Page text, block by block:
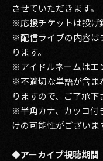
させていただきます。
※応援チケットは投げ
※配信ライブの内容は
ります。
※アイドルネームはエ
※不適切な単語が含ま
りますので、ご了承下
※半角カナ、カッコ付
けの可能性がございま
◆アーカイブ視聴期間